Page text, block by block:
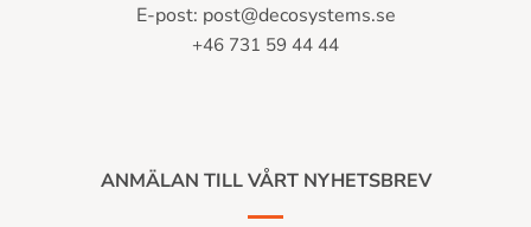
E-post: post@decosystems.se
+46 731 59 44 44
ANMÄLAN TILL VÅRT NYHETSBREV